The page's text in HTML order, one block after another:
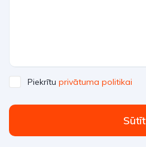
Piekrītu privātuma politikai
Sūtīt